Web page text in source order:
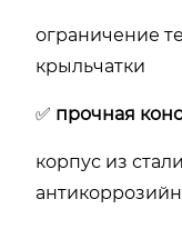
ограничение
крыльчатки
✅ прочная
корпус из